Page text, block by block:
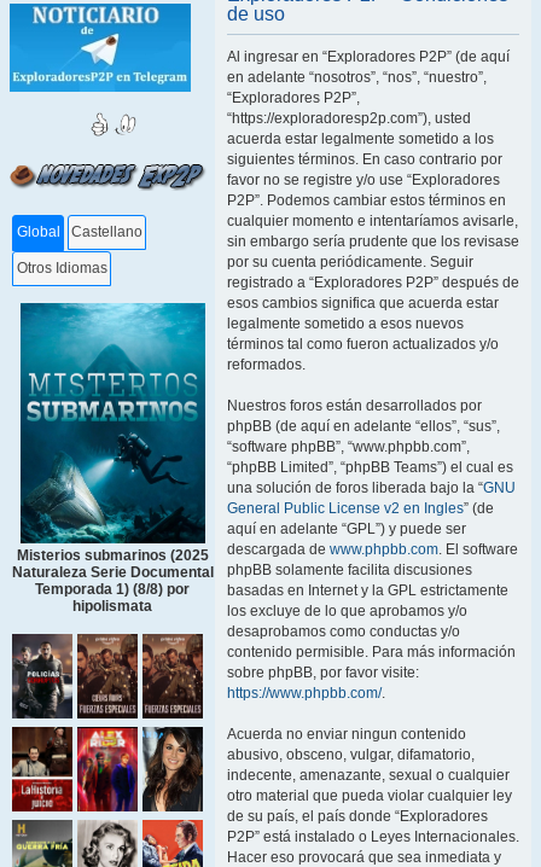
Global Castellano
Otros Idiomas
Misterios submarinos (2025
Naturaleza Serie Documental
Temporada 1) (8/8) por
hipolismata
de uso
Al ingresar en “Exploradores P2P” (de aquí
en adelante “nosotros”, “nos”, “nuestro”,
“Exploradores P2P”,
“https://exploradoresp2p.com”), usted
acuerda estar legalmente sometido a los
siguientes términos. En caso contrario por
favor no se registre y/o use “Exploradores
P2P”. Podemos cambiar estos términos en
cualquier momento e intentaríamos avisarle,
sin embargo sería prudente que los revisase
por su cuenta periódicamente. Seguir
registrado a “Exploradores P2P” después de
esos cambios significa que acuerda estar
legalmente sometido a esos nuevos
términos tal como fueron actualizados y/o
reformados.
Nuestros foros están desarrollados por
phpBB (de aquí en adelante “ellos”, “sus”,
“software phpBB”, “www.phpbb.com”,
“phpBB Limited”, “phpBB Teams”) el cual es
una solución de foros liberada bajo la “GNU
General Public License v2 en Ingles” (de
aquí en adelante “GPL”) y puede ser
descargada de www.phpbb.com. El software
phpBB solamente facilita discusiones
basadas en Internet y la GPL estrictamente
los excluye de lo que aprobamos y/o
desaprobamos como conductas y/o
contenido permisible. Para más información
sobre phpBB, por favor visite:
https://www.phpbb.com/.
Acuerda no enviar ningun contenido
abusivo, obsceno, vulgar, difamatorio,
indecente, amenazante, sexual o cualquier
otro material que pueda violar cualquier ley
de su país, el país donde “Exploradores
P2P” está instalado o Leyes Internacionales.
Hacer eso provocará que sea inmediata y